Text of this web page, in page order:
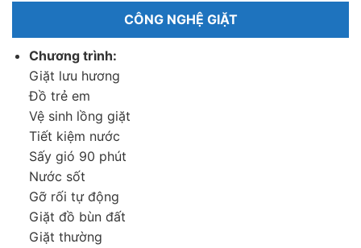
Công nghệ TD Inverter tiết kiệm điện đến và khả
năng vận hành êm ái
Bên cạnh đó, công nghệ TD Inverter cho phép máy giặt hoạt
CÔNG NGHỆ GIẶT
Chương trình:
Giặt lưu hương
Đồ trẻ em
Vệ sinh lồng giặt
Tiết kiệm nước
Sấy gió 90 phút
Nước sốt
Gỡ rối tự động
Giặt đồ bùn đất
Giặt thường